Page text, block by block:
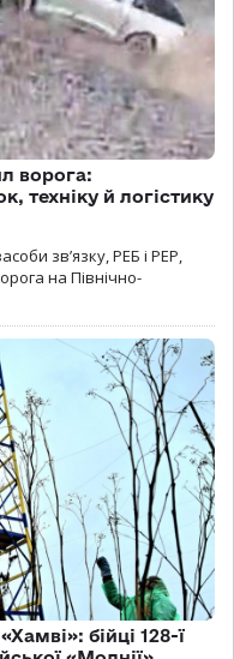
ворога:
техніку й логістику
зв’язку, РЕБ і РЕР,
на Північно-
бійці 128-ї